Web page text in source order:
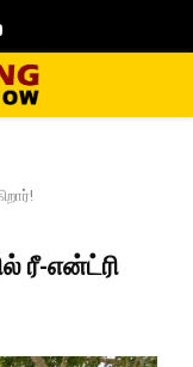
Youtube
ரீ-என்ட்ரி